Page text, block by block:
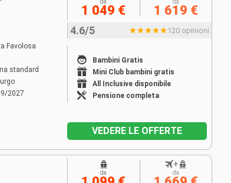
Favolosa
standard
2027
4.6/5 120 opinioni
Bambini Gratis
Mini Club bambini gratis
All Inclusive disponibile
Pensione completa
da
1 049 €
da
1 619 €
VEDERE LE OFFERTE
da
+
da